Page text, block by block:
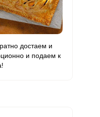
достаем и
и подаем к